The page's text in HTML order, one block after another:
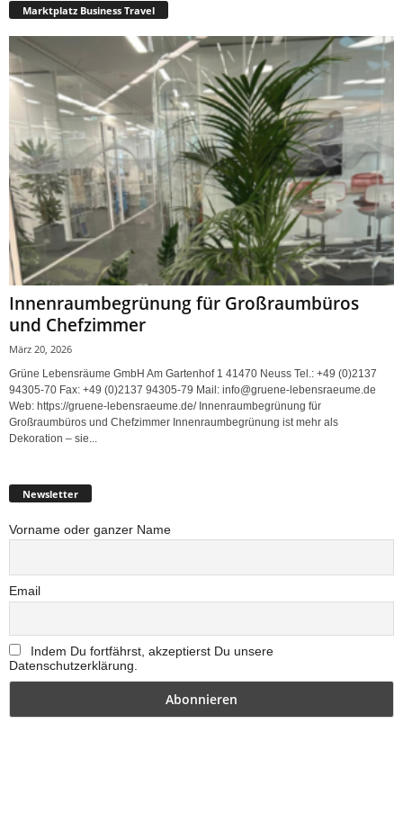
Marktplatz Business Travel
Innenraumbegrünung für Großraumbüros
und Chefzimmer
März 20, 2026
Grüne Lebensräume GmbH Am Gartenhof 1 41470 Neuss Tel.: +49 (0)2137
94305-70 Fax: +49 (0)2137 94305-79 Mail: info@gruene-lebensraeume.de
Web: https://gruene-lebensraeume.de/ Innenraumbegrünung für
Großraumbüros und Chefzimmer Innenraumbegrünung ist mehr als
Dekoration – sie...
Newsletter
Vorname oder ganzer Name
Email
Indem Du fortfährst, akzeptierst Du unsere
Datenschutzerklärung.